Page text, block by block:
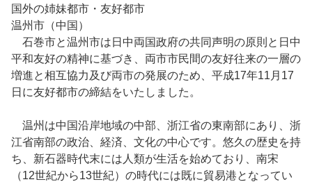
国外の姉妹都市・友好都市
温州市（中国）
石巻市と温州市は日中両国政府の共同声明の原則と日中
平和友好の精神に基づき、両市市民間の友好往来の一層の
増進と相互協力及び両市の発展のため、平成17年11月17
日に友好都市の締結をいたしました。
温州は中国沿岸地域の中部、浙江省の東南部にあり、浙
江省南部の政治、経済、文化の中心です。悠久の歴史を持
ち、新石器時代末には人類が生活を始めており、南宋
（12世紀から13世紀）の時代には既に貿易港となってい